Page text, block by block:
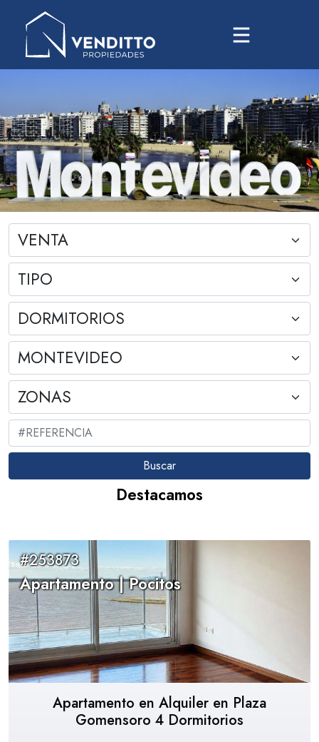
Destacamos
#253873
Apartamento | Pocitos
Apartamento en Alquiler en Plaza
Gomensoro 4 Dormitorios